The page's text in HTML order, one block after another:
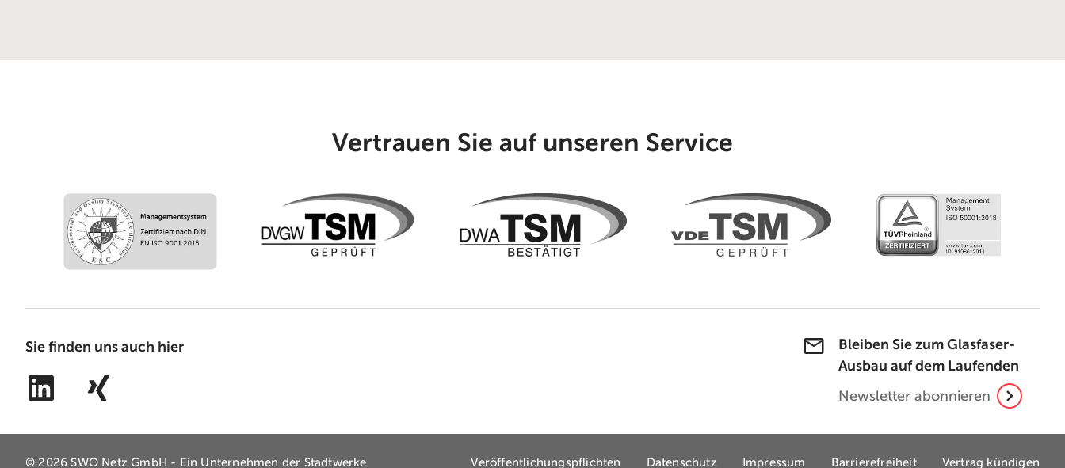
Vertrauen Sie auf unseren Service
Sie finden uns auch hier
Bleiben Sie zum Glasfaser-
Ausbau auf dem Laufenden
Newsletter abonnieren
© 2026 SWO Netz GmbH - Ein Unternehmen der Stadtwerke Veröffentlichungspflichten Datenschutz Impressum Barrierefreiheit Vertrag kündigen